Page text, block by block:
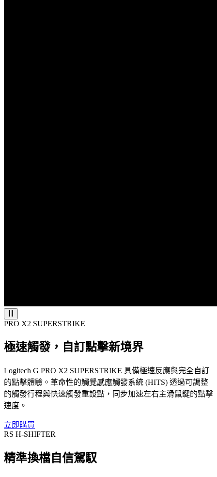
PRO X2 SUPERSTRIKE
極速觸發，自訂點擊新境界
Logitech G PRO X2 SUPERSTRIKE 具備極速反應與完全自訂
的點擊體驗。革命性的觸覺感應觸發系統 (HITS) 透過可調整
的觸發行程與快速觸發重設點，同步加速左右主滑鼠鍵的點擊
速度。
立即購買
RS H-SHIFTER
精準換檔自信駕馭